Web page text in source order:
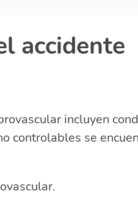
accidente
incluyen
controlables se